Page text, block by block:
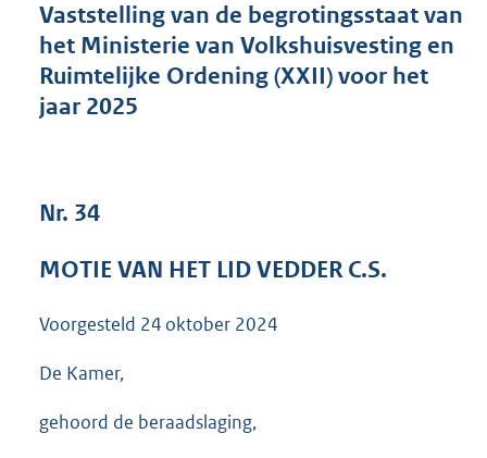
s
g
r
K
Vaststelling van de begrotingsstaat van
het Ministerie van Volkshuisvesting en
Ruimtelijke Ordening (XXII) voor het
jaar 2025
Nr. 34
MOTIE VAN HET LID VEDDER C.S.
Voorgesteld 24 oktober 2024
De Kamer,
gehoord de beraadslaging,